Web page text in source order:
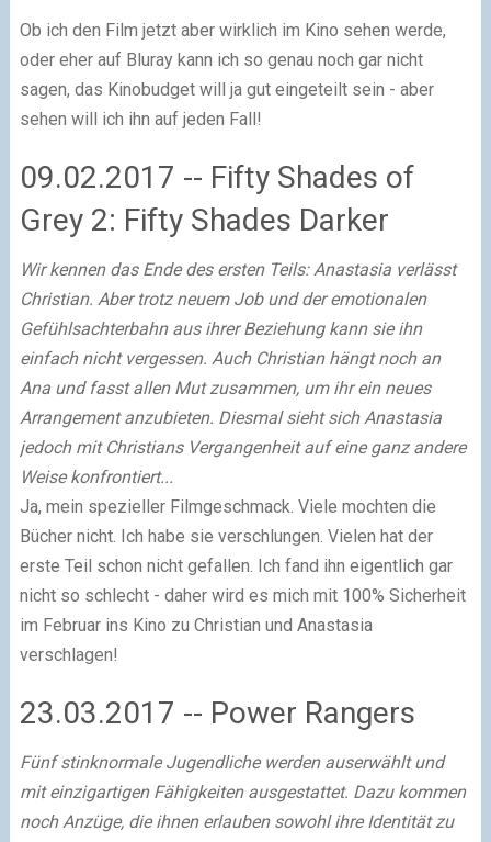
Ob ich den Film jetzt aber wirklich im Kino sehen werde,
oder eher auf Bluray kann ich so genau noch gar nicht
sagen, das Kinobudget will ja gut eingeteilt sein - aber
sehen will ich ihn auf jeden Fall!
09.02.2017 -- Fifty Shades of
Grey 2: Fifty Shades Darker
Wir kennen das Ende des ersten Teils: Anastasia verlässt
Christian. Aber trotz neuem Job und der emotionalen
Gefühlsachterbahn aus ihrer Beziehung kann sie ihn
einfach nicht vergessen. Auch Christian hängt noch an
Ana und fasst allen Mut zusammen, um ihr ein neues
Arrangement anzubieten. Diesmal sieht sich Anastasia
jedoch mit Christians Vergangenheit auf eine ganz andere
Weise konfrontiert...
Ja, mein spezieller Filmgeschmack. Viele mochten die
Bücher nicht. Ich habe sie verschlungen. Vielen hat der
erste Teil schon nicht gefallen. Ich fand ihn eigentlich gar
nicht so schlecht - daher wird es mich mit 100% Sicherheit
im Februar ins Kino zu Christian und Anastasia
verschlagen!
23.03.2017 -- Power Rangers
Fünf stinknormale Jugendliche werden auserwählt und
mit einzigartigen Fähigkeiten ausgestattet. Dazu kommen
noch Anzüge, die ihnen erlauben sowohl ihre Identität zu